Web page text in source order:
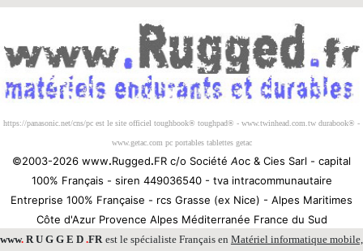
https://panasonic.net/cns/pc est le site officiel toughbook® toughpad® - www.twinhead.com.tw durabook® -
www.getac.com pc portables tablettes getac
©2003-2026 www.Rugged.FR c/o Société Aoc & Cies Sarl - capital
100% Français - siren 449036540 - tva intracommunautaire
Entreprise 100% Française - rcs Grasse (ex Nice) - Alpes Maritimes
Côte d'Azur Provence Alpes Méditerranée France du Sud
www. R U G G E D.FR est le spécialiste Français en Matériel informatique mobile,